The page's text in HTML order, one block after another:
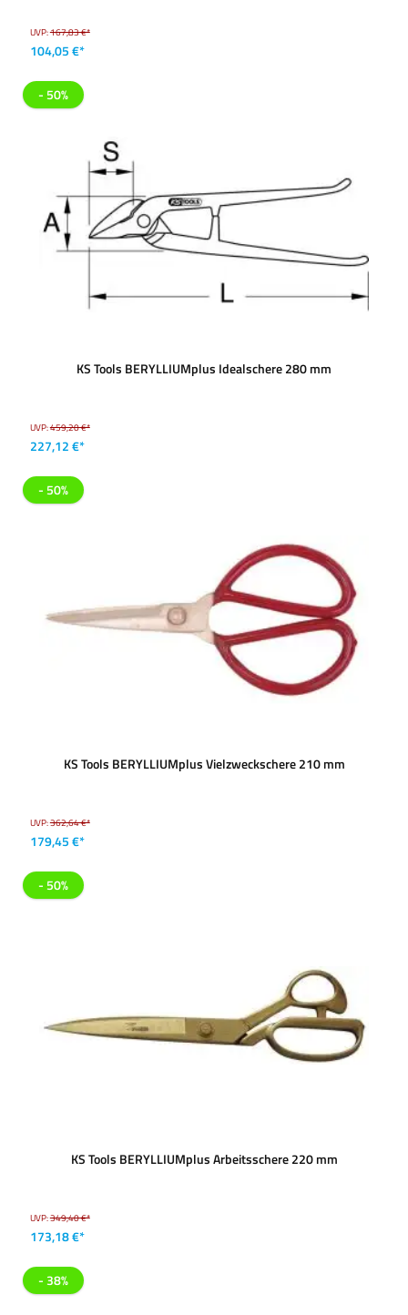
UVP:167,83 €*
104,05 €*
- 50%
KS Tools BERYLLIUMplus Idealschere 280 mm
UVP:459,20 €*
227,12 €*
- 50%
KS Tools BERYLLIUMplus Vielzweckschere 210 mm
UVP:362,64 €*
179,45 €*
- 50%
KS Tools BERYLLIUMplus Arbeitsschere 220 mm
UVP:349,40 €*
173,18 €*
- 38%